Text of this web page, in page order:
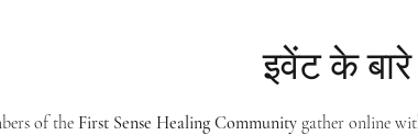
इवेंट के
of the First Sense Healing Community gather online